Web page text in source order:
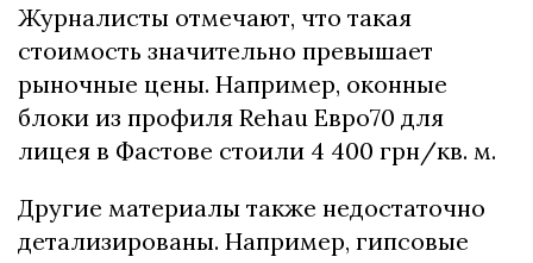
Журналисты отмечают, что такая
стоимость значительно превышает
рыночные цены. Например, оконные
блоки из профиля Rehau Евро70 для
лицея в Фастове стоили 4 400 грн/кв. м.
Другие материалы также недостаточно
детализированы. Например, гипсовые